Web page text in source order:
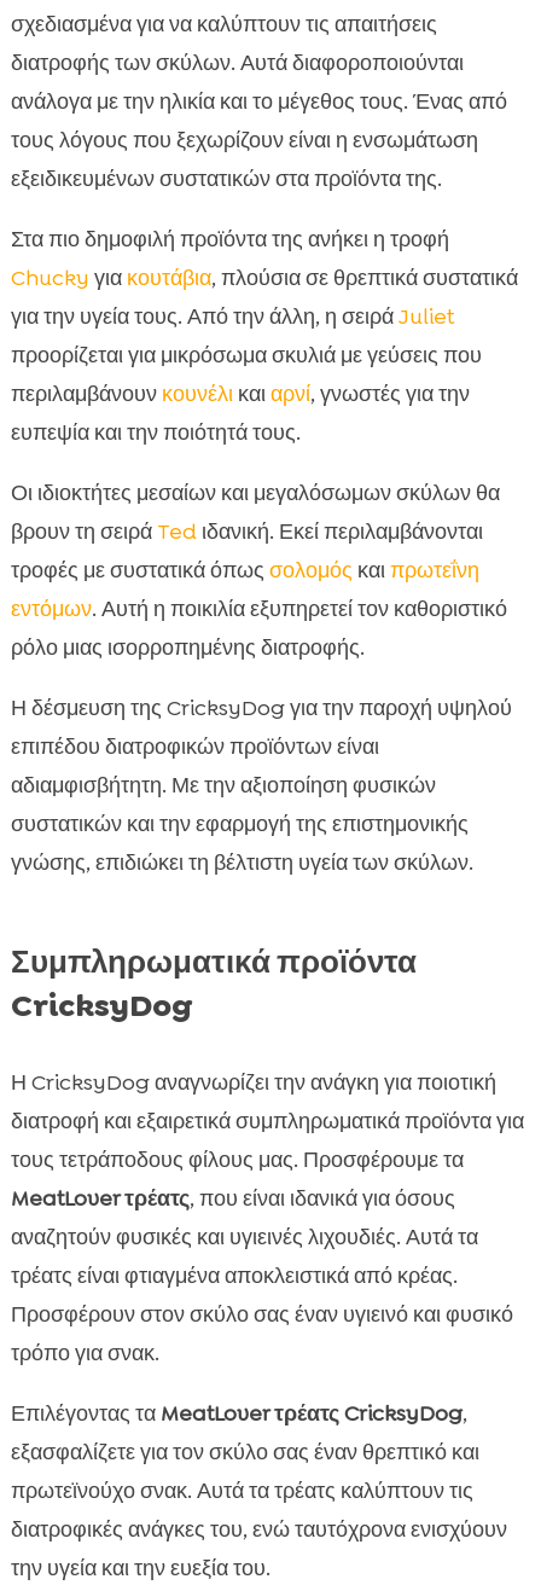
σχεδιασμένα για να καλύπτουν τις απαιτήσεις
διατροφής των σκύλων. Αυτά διαφοροποιούνται
ανάλογα με την ηλικία και το μέγεθος τους. Ένας από
τους λόγους που ξεχωρίζουν είναι η ενσωμάτωση
εξειδικευμένων συστατικών στα προϊόντα της.
Στα πιο δημοφιλή προϊόντα της ανήκει η τροφή
Chucky για κουτάβια, πλούσια σε θρεπτικά συστατικά
για την υγεία τους. Από την άλλη, η σειράJuliet
προορίζεται για μικρόσωμα σκυλιά με γεύσεις που
περιλαμβάνουν κουνέλικαιαρνί, γνωστές για την
ευπεψία και την ποιότητά τους.
Οι ιδιοκτήτες μεσαίων και μεγαλόσωμων σκύλων θα
βρουν τη σειρά Tedιδανική. Εκεί περιλαμβάνονται
τροφές με συστατικά όπως σολομός καιπρωτεΐνη
εντόμων. Αυτή η ποικιλία εξυπηρετεί τον καθοριστικό
ρόλο μιας ισορροπημένης διατροφής.
Η δέσμευση της CricksyDog για την παροχή υψηλού
επιπέδου διατροφικών προϊόντων είναι
αδιαμφισβήτητη. Με την αξιοποίηση φυσικών
συστατικών και την εφαρμογή της επιστημονικής
γνώσης, επιδιώκει τη βέλτιστη υγεία των σκύλων.
Συμπληρωματικά προϊόντα
CricksyDog
Η CricksyDog αναγνωρίζει την ανάγκη για ποιοτική
διατροφή και εξαιρετικά συμπληρωματικά προϊόντα για
τους τετράποδους φίλους μας. Προσφέρουμε τα
MeatLover τρέατς, που είναι ιδανικά για όσους
αναζητούν φυσικές και υγιεινές λιχουδιές. Αυτά τα
τρέατς είναι φτιαγμένα αποκλειστικά από κρέας.
Προσφέρουν στον σκύλο σας έναν υγιεινό και φυσικό
τρόπο για σνακ.
Επιλέγοντας τα MeatLover τρέατς CricksyDog,
εξασφαλίζετε για τον σκύλο σας έναν θρεπτικό και
πρωτεϊνούχο σνακ. Αυτά τα τρέατς καλύπτουν τις
διατροφικές ανάγκες του, ενώ ταυτόχρονα ενισχύουν
την υγεία και την ευεξία του.